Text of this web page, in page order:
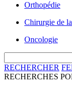
Orthopédie
Chirurgie de
Oncologie
RECHERCHER
RECHERCHES